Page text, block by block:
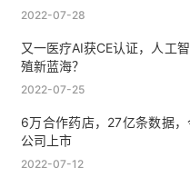
2022-07-28
又一医疗AI获CE认证，人工
殖新蓝海？
2022-07-25
6万合作药店，27亿条数据
公司上市
2022-07-12